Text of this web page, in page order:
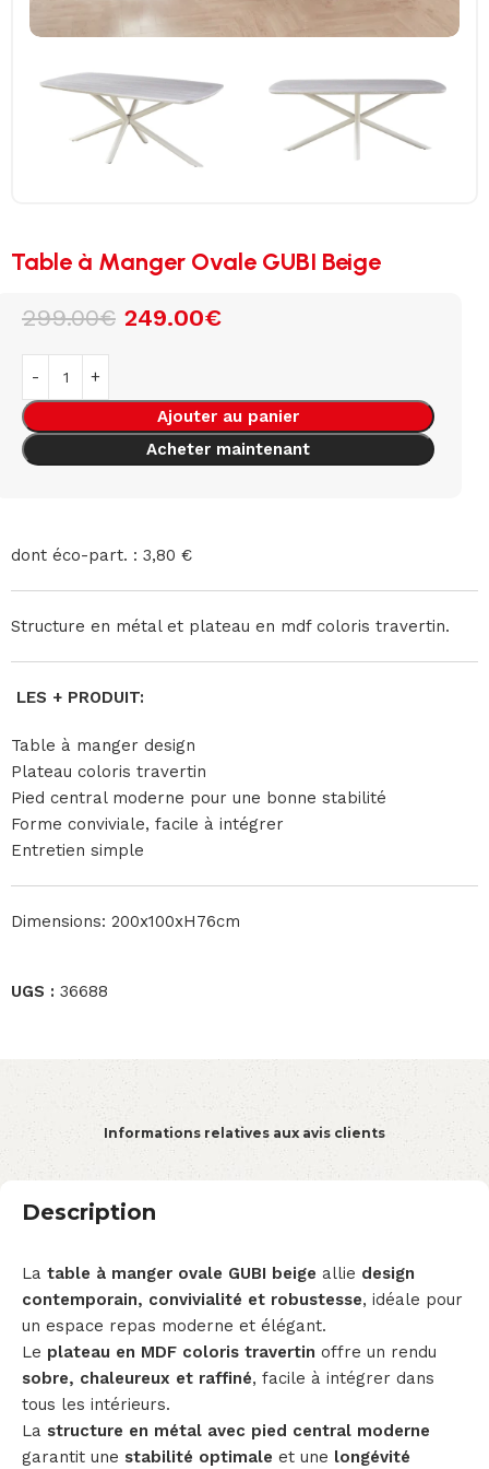
Table à Manger Ovale GUBI Beige
299.00€ 249.00€
Ajouter au panier
Acheter maintenant
dont éco-part. : 3,80 €
Structure en métal et plateau en mdf coloris travertin.
LES + PRODUIT:
Table à manger design
Plateau coloris travertin
Pied central moderne pour une bonne stabilité
Forme conviviale, facile à intégrer
Entretien simple
Dimensions: 200x100xH76cm
UGS : 36688
Informations relatives aux avis clients
Description
La table à manger ovale GUBI beige allie design
contemporain, convivialité et robustesse, idéale pour
un espace repas moderne et élégant.
Le plateau en MDF coloris travertin offre un rendu
sobre, chaleureux et raffiné, facile à intégrer dans
tous les intérieurs.
La structure en métal avec pied central moderne
garantit une stabilité optimale et une longévité